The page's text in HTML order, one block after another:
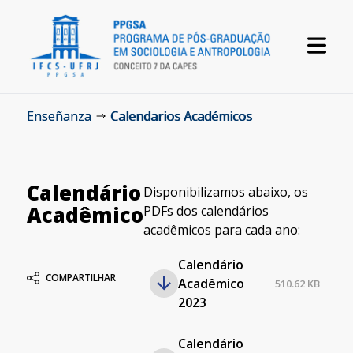
Enseñanza Calendarios Académicos
Calendário
Acadêmico
COMPARTILHAR
Disponibilizamos abaixo, os
PDFs dos calendários
acadêmicos para cada ano:
Calendário
Acadêmico
2023
510.62 KB
Calendário